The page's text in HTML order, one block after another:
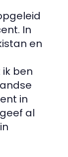
In
en
ben
in
al